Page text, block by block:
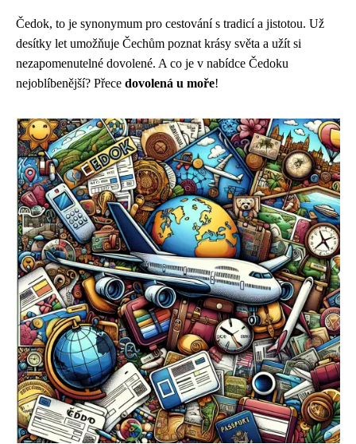
Čedok, to je synonymum pro cestování s tradicí a jistotou. Už
desítky let umožňuje Čechům poznat krásy světa a užít si
nezapomenutelné dovolené. A co je v nabídce Čedoku
nejoblíbenější? Přece dovolená u moře!